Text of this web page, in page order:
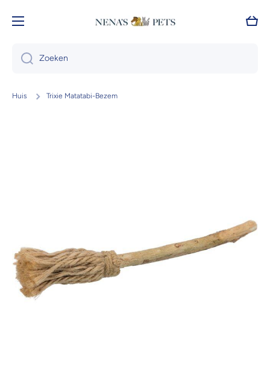
Doorgaan naar artikel
Zoeken
Huis Trixie Matatabi-Bezem